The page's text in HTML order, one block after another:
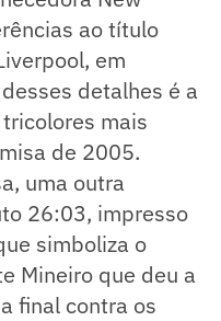
ao título
em
detalhes é a
mais
de 2005.
uma outra
26:03, impresso
simboliza o
Mineiro que deu a
final contra os